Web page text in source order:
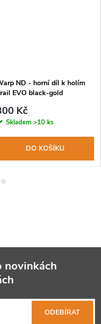
ND - horní díl k holím
EVO black-gold
Kč
Skladem >10 ks
DO KOŠÍKU
novinkách
ODEBÍRAT